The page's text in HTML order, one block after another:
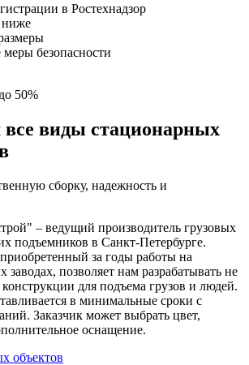
в Ростехнадзор
ниже
безопасности
виды стационарных
сборку, надежность и
– ведущий производитель грузовых
подъемников в Санкт-Петербурге.
за годы работы на
заводах, позволяет нам разрабатывать не
для подъема грузов и людей.
в минимальные сроки с
Заказчик может выбрать цвет,
оснащение.
объектов